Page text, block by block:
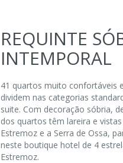
REQUINTE
INTEMPORAL
41 quartos muito confortáveis
dividem nas categorias
suite. Com decoração sóbria,
dos quartos têm lareira e
Estremoz e a Serra de Ossa,
neste boutique hotel de 4
Estremoz.